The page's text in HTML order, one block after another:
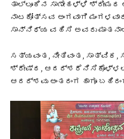
ತಾಲ್ಲೂಕಿನ ಸಾಣೇಹಳ್ಳಿ ಶ್ರೀಮಠ
ನಾಟಕೋತ್ಸವ ಅಂಗವಾಗಿ
ಸಾನ್ನಿಧ್ಯ‌ ವಹಿಸಿ ಅವರು
ಸತ್ಯವಂತ, ನೀತಿವಂತ, ಸಾತ್ವಿಕ,
ಶ್ರೇಷ್ಠ,
ಆದರ್ಶವು ಅಂತರಂಗ ಹಾಗೂ